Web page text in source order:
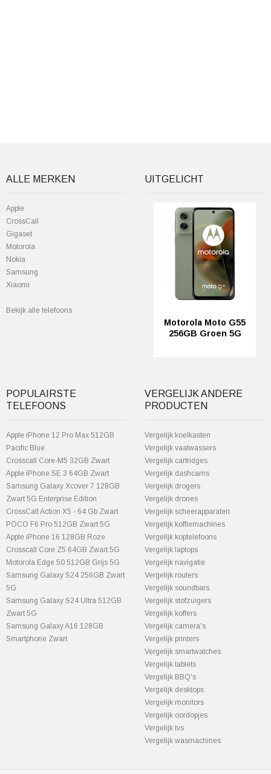
ALLE MERKEN
Apple
CrossCall
Gigaset
Motorola
Nokia
Samsung
Xiaomi
Bekijk alle telefoons
UITGELICHT
Motorola Moto G55
256GB Groen 5G
POPULAIRSTE
TELEFOONS
Apple iPhone 12 Pro Max 512GB
Pacific Blue
Crosscall Core-M5 32GB Zwart
Apple iPhone SE 3 64GB Zwart
Samsung Galaxy Xcover 7 128GB
Zwart 5G Enterprise Edition
CrossCall Action X5 - 64 Gb Zwart
POCO F6 Pro 512GB Zwart 5G
Apple iPhone 16 128GB Roze
Crosscall Core Z5 64GB Zwart 5G
Motorola Edge 50 512GB Grijs 5G
Samsung Galaxy S24 256GB Zwart
5G
Samsung Galaxy S24 Ultra 512GB
Zwart 5G
Samsung Galaxy A16 128GB
Smartphone Zwart
VERGELIJK ANDERE
PRODUCTEN
Vergelijk koelkasten
Vergelijk vaatwassers
Vergelijk cartridges
Vergelijk dashcams
Vergelijk drogers
Vergelijk drones
Vergelijk scheerapparaten
Vergelijk koffiemachines
Vergelijk koptelefoons
Vergelijk laptops
Vergelijk navigatie
Vergelijk routers
Vergelijk soundbars
Vergelijk stofzuigers
Vergelijk koffers
Vergelijk camera's
Vergelijk printers
Vergelijk smartwatches
Vergelijk tablets
Vergelijk BBQ's
Vergelijk desktops
Vergelijk monitors
Vergelijk oordopjes
Vergelijk tvs
Vergelijk wasmachines